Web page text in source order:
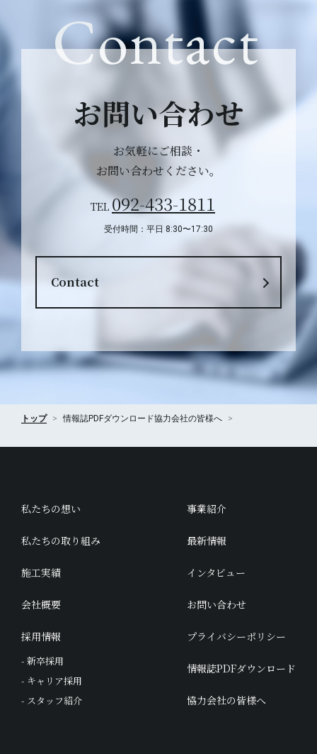
Contact
お問い合わせ
お気軽にご相談・
お問い合わせください。
TEL 092-433-1811
受付時間：平日 8:30〜17:30
Contact
トップ 情報誌PDFダウンロード協力会社の皆様へ
私たちの想い
私たちの取り組み
施工実績
会社概要
採用情報
- 新卒採用
- キャリア採用
- スタッフ紹介
事業紹介
最新情報
インタビュー
お問い合わせ
プライバシーポリシー
情報誌PDFダウンロード
協力会社の皆様へ